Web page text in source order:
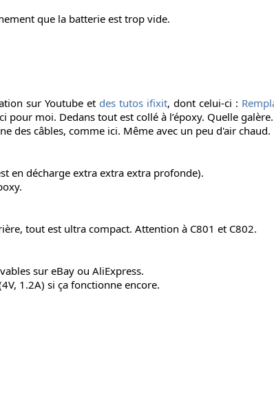
que la batterie est trop vide.
sur Youtube et des tutos ifixit, dont celui-ci :
pour moi. Dedans tout est collé à l’époxy. Quelle galère.
des câbles, comme ici. Même avec un peu d'air chaud.
en décharge extra extra extra profonde).
tout est ultra compact. Attention à C801 et C802.
sur eBay ou AliExpress.
1.2A) si ça fonctionne encore.